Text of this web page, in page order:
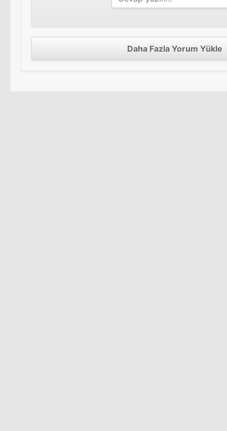
Daha Fazla Yorum Yükle